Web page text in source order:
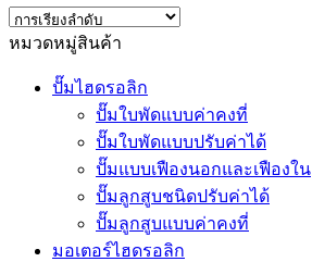
หมวดหมู่สินค้า
ปั๊มไฮดรอลิก
ปั๊มใบพัดแบบค่าคงที่
ปั๊มใบพัดแบบปรับค่าได้
ปั๊มแบบเฟืองนอกและเฟืองใน
ปั๊มลูกสูบชนิดปรับค่าได้
ปั๊มลูกสูบแบบค่าคงที่
มอเตอร์ไฮดรอลิก